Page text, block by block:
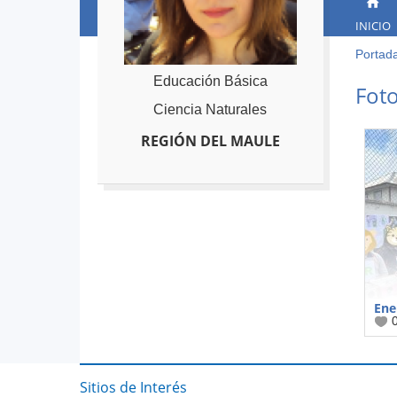
INICIO
está
aquí
to
Educación Básica
Ciencia Naturales
REGIÓN DEL MAULE
Sitios de Interés